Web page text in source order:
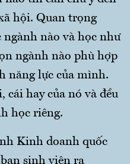
hội. Quan trọng
nào và học như
ngành nào phù hợp
năng lực của mình.
cái hay của nó và đều
học riêng.
Kinh doanh quốc
sinh viên ra